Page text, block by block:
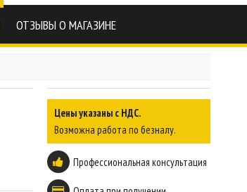
ОТЗЫВЫ О МАГАЗИНЕ
Цены указаны с НДС.
Возможна работа по безналу.
Профессиональная консультация